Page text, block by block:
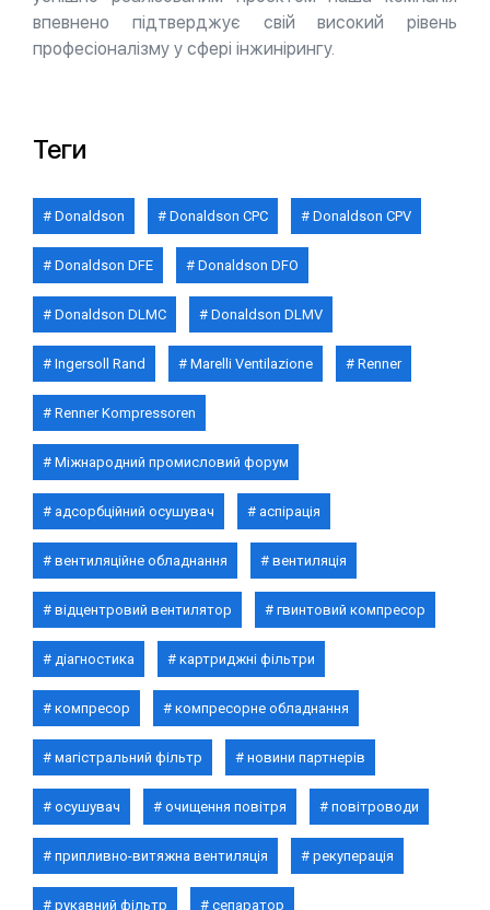
Теги
Donaldson Donaldson CPC Donaldson CPV
Donaldson DFE Donaldson DFO
Donaldson DLMC Donaldson DLMV
Ingersoll Rand Marelli Ventilazione Renner
Renner Kompressoren
Міжнародний промисловий форум
адсорбційний осушувач аспірація
вентиляційне обладнання вентиляція
відцентровий вентилятор гвинтовий компресор
діагностика картриджні фільтри
компресор компресорне обладнання
магістральний фільтр новини партнерів
осушувач очищення повітря повітроводи
припливно-витяжна вентиляція рекуперація
рукавний фільтр сепаратор
впевнено підтверджує свій високий рівень
професіоналізму у сфері інжинірингу.